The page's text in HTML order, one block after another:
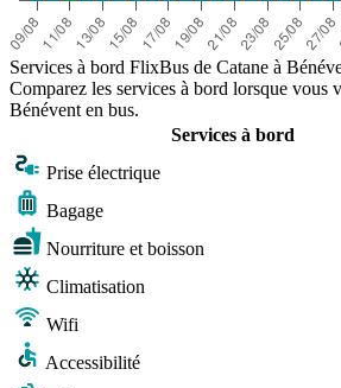
Services à bord FlixBus de Catane à
Comparez les services à bord lorsque vous
Bénévent en bus.
Services à bord
Prise électrique
Bagage
Nourriture et boisson
Climatisation
Wifi
Accessibilité